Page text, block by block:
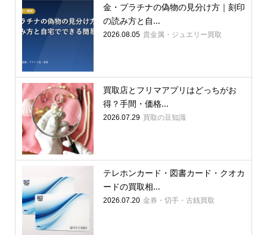
金・プラチナの偽物の見分け方｜刻印
の読み方と自...
2026.08.05 貴金属・ジュエリー買取
買取店とフリマアプリはどっちがお
得？手間・価格...
2026.07.29 買取の豆知識
テレホンカード・図書カード・クオカ
ードの買取相...
2026.07.20 金券・切手・古銭買取